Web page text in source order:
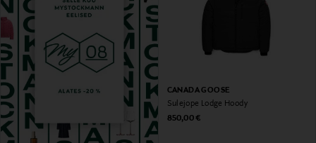
CANADA GOOSE
Sulejope Lodge Hoody
Original Price
850,00 €